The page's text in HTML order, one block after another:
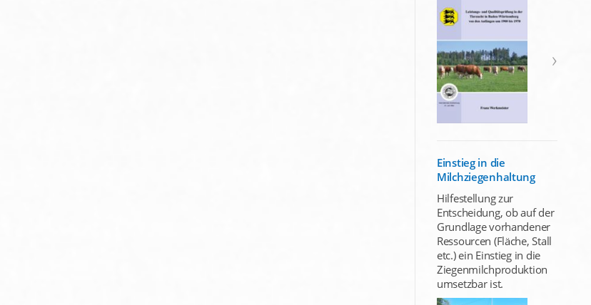
Einstieg in die
Milchziegenhaltung
Hilfestellung zur
Entscheidung, ob auf der
Grundlage vorhandener
Ressourcen (Fläche, Stall
etc.) ein Einstieg in die
Ziegenmilchproduktion
umsetzbar ist.